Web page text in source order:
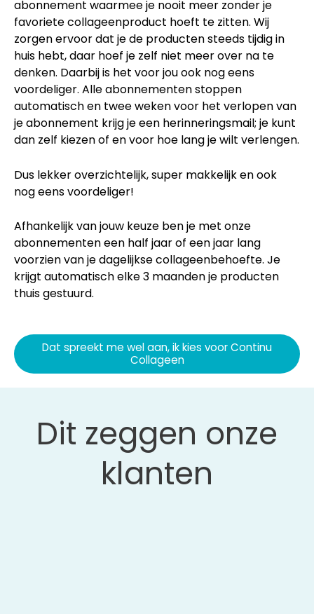
abonnement waarmee je nooit meer zonder je
favoriete collageenproduct hoeft te zitten. Wij
zorgen ervoor dat je de producten steeds tijdig in
huis hebt, daar hoef je zelf niet meer over na te
denken. Daarbij is het voor jou ook nog eens
voordeliger. Alle abonnementen stoppen
automatisch en twee weken voor het verlopen van
je abonnement krijg je een herinneringsmail; je kunt
dan zelf kiezen of en voor hoe lang je wilt verlengen.
Dus lekker overzichtelijk, super makkelijk en ook
nog eens voordeliger!
Afhankelijk van jouw keuze ben je met onze
abonnementen een half jaar of een jaar lang
voorzien van je dagelijkse collageenbehoefte. Je
krijgt automatisch elke 3 maanden je producten
thuis gestuurd.
Dat spreekt me wel aan, ik kies voor Continu
Collageen
Dit zeggen onze
klanten